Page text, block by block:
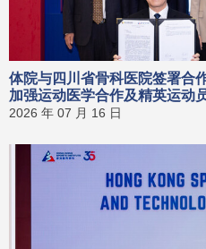
体院与四川省骨科医院签署合
加强运动医学合作及精英运动
2026 年 07 月 16 日